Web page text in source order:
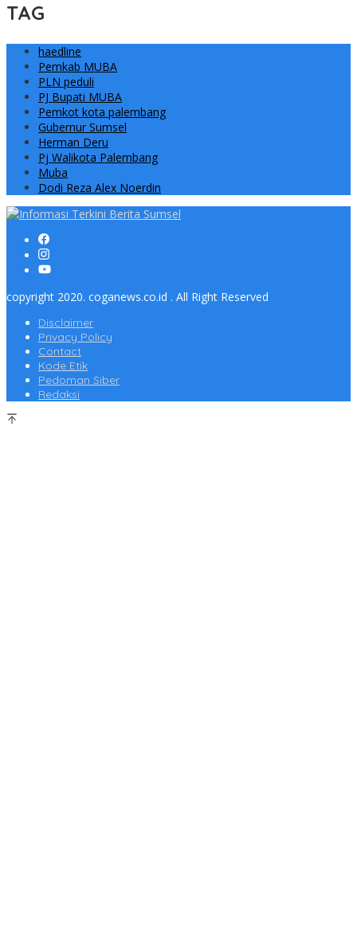
TAG
haedline
Pemkab MUBA
PLN peduli
PJ Bupati MUBA
Pemkot kota palembang
Gubernur Sumsel
Herman Deru
Pj Walikota Palembang
Muba
Dodi Reza Alex Noerdin
copyright 2020. coganews.co.id . All Right Reserved
Disclaimer
Privacy Policy
Contact
Kode Etik
Pedoman Siber
Redaksi